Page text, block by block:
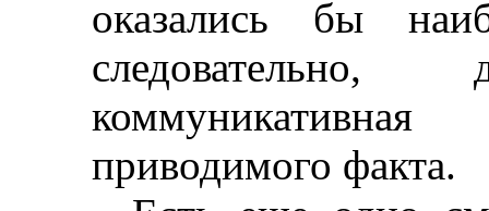
оказались бы
следовательно,
приводимого факта.